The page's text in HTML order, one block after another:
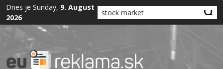
Dnes je Sunday, 9. August
2026